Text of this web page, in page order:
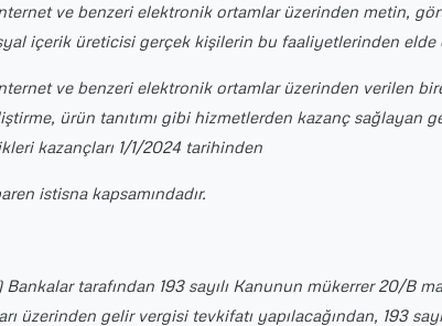
ve benzeri elektronik ortamlar üzerinden metin,
içerik üreticisi gerçek kişilerin bu faaliyetlerinden elde
ve benzeri elektronik ortamlar üzerinden verilen
ürün tanıtımı gibi hizmetlerden kazanç sağlayan
kazançları 1/1/2024 tarihinden
istisna kapsamındadır.
Bankalar tarafından 193 sayılı Kanunun mükerrer 20/B
üzerinden gelir vergisi tevkifatı yapılacağından, 193